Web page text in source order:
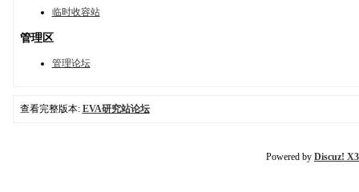
临时收容站
管理区
管理论坛
查看完整版本: EVA研究站论坛
Powered by Discuz!